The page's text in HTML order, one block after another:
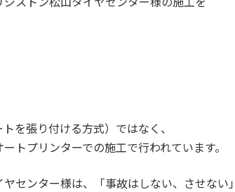
ストン松山タイヤセンター様の施工を
を張り付ける方式）ではなく、
トプリンターでの施工で行われています。
センター様は、「事故はしない、させない」